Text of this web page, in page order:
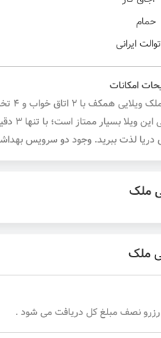
حمام
توالت ایرانی
امکانات
دریا لذت ببرید. وجود دو سرویس
ملک
ملک
رزرو نصف مبلغ کل دریافت می شود .